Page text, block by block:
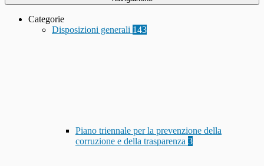
Categorie
Disposizioni generali 143
Piano triennale per la prevenzione della
corruzione e della trasparenza 3